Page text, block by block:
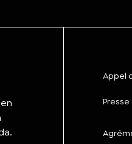
Appel
Presse